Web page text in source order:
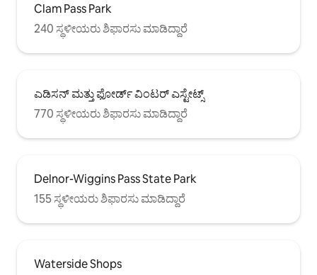
Clam Pass Park
240 ಸ್ಥಳೀಯರು ಶಿಫಾರಸು ಮಾಡಿದ್ದಾರೆ
ಎಡಿಸನ್ ಮತ್ತು ಫೋರ್ಡ್ ವಿಂಟರ್ ಎಸ್ಟೇಟ್ಸ್
770 ಸ್ಥಳೀಯರು ಶಿಫಾರಸು ಮಾಡಿದ್ದಾರೆ
Delnor-Wiggins Pass State Park
155 ಸ್ಥಳೀಯರು ಶಿಫಾರಸು ಮಾಡಿದ್ದಾರೆ
Waterside Shops